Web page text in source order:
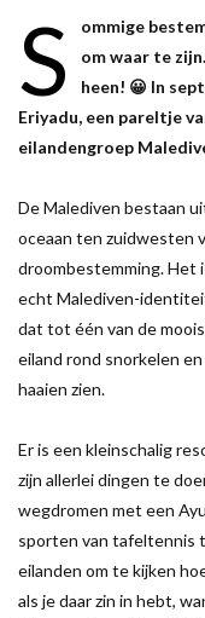
S
ommige
om waar te
heen! 😀 In
Eriyadu, een pareltje
eilandengroep
De Malediven bestaan
oceaan ten zuidwesten
droombestemming. Het
echt Malediven-
dat tot één van de
eiland rond snorkelen
haaien zien.
Er is een kleinschalig
zijn allerlei dingen te
wegdromen met een
sporten van tafeltennis
eilanden om te kijken
als je daar zin in hebt,